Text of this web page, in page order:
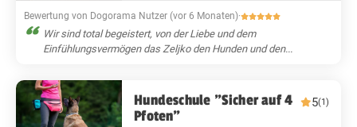
Bewertung von Dogorama Nutzer (vor 6 Monaten)·
Wir sind total begeistert, von der Liebe und dem
Einfühlungsvermögen das Zeljko den Hunden und den...
Hundeschule "Sicher auf 4
Pfoten"
5(1)